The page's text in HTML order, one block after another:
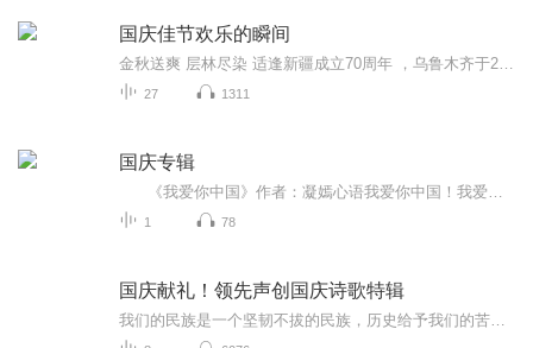
国庆佳节欢乐的瞬间
27 1311
国庆专辑
1 78
国庆献礼！领先声创国庆诗歌特辑